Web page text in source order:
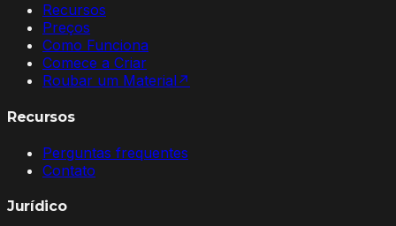
Recursos
Preços
Como Funciona
Comece a Criar
Roubar um Material↗
Recursos
Perguntas frequentes
Contato
Jurídico